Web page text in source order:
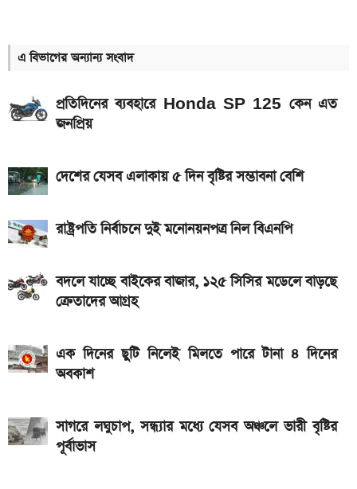
আজকের স্বর্ণের বাজারদর: ০৮ আগস্ট ২০২৬
ইন্টার মায়ামি বনাম মন্তের ম্যাচ; সরাসরি যেভাবে দেখবেন
আগামী সপ্তাহেই সুখবর, বেতন-ইনক্রিমেট নিয়ে যা জানা গেল
ভালভ ইঞ্জিন ও TFT ডিসপ্লে
মালয়েশিয়ায় যেতে বাংলাদেশিদের আবেদন শুরু, অগ্রাধিকার
পাবেন যারা
iQOO Z11-এ থাকছে ৬.৮৩ ইঞ্চির কার্ভড AMOLED
ডিসপ্লে, থাকছে সরু ফ্রেম
৭৫০০mAh ব্যাটারি নিয়ে বাজারে এলো Redmi 17 5G
দেশের বাজারে আজ ১৮, ২১ ও ২২ ক্যারেট একভরি সোনার
এ বিভাগের অন্যান্য সংবাদ
প্রতিদিনের ব্যবহারে Honda SP 125 কেন এত
জনপ্রিয়
দেশের যেসব এলাকায় ৫ দিন বৃষ্টির সম্ভাবনা বেশি
রাষ্ট্রপতি নির্বাচনে দুই মনোনয়নপত্র নিল বিএনপি
বদলে যাচ্ছে বাইকের বাজার, ১২৫ সিসির মডেলে বাড়ছে
ক্রেতাদের আগ্রহ
এক দিনের ছুটি নিলেই মিলতে পারে টানা ৪ দিনের
অবকাশ
সাগরে লঘুচাপ, সন্ধ্যার মধ্যে যেসব অঞ্চলে ভারী বৃষ্টির
পূর্বাভাস